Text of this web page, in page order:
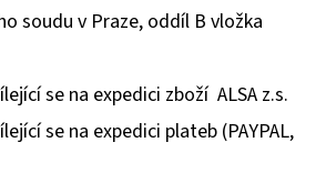
soudu v Praze, oddíl B vložka
se na expedici zboží ALSA z.s.
se na expedici plateb (PAYPAL,